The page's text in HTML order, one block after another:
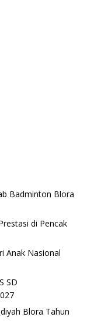
Badminton Blora
di Pencak
Anak Nasional
SD
Blora Tahun